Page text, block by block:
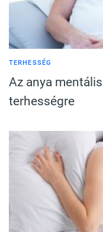
TERHESSÉG
Az anya
terhességre